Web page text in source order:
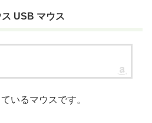
USB マウス
いるマウスです。